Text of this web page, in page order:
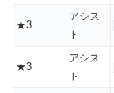
★3
アシス
ト
★3
アシス
ト